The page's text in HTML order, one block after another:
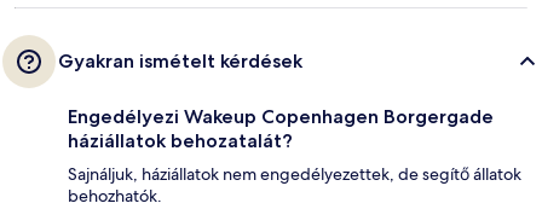
Gyakran ismételt kérdések
Engedélyezi Wakeup Copenhagen Borgergade
háziállatok behozatalát?
Sajnáljuk, háziállatok nem engedélyezettek, de segítő állatok
behozhatók.